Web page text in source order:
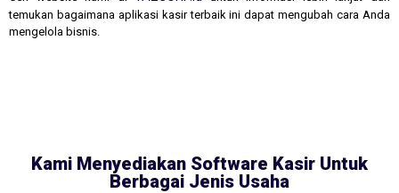
temukan bagaimana aplikasi kasir terbaik ini dapat mengubah cara Anda
mengelola bisnis.
Kami Menyediakan Software Kasir Untuk
Berbagai Jenis Usaha